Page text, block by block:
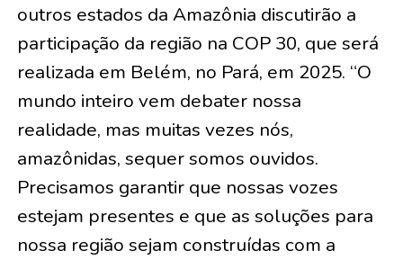
outros estados da Amazônia discutirão a
participação da região na COP 30, que será
realizada em Belém, no Pará, em 2025. “O
mundo inteiro vem debater nossa
realidade, mas muitas vezes nós,
amazônidas, sequer somos ouvidos.
Precisamos garantir que nossas vozes
estejam presentes e que as soluções para
nossa região sejam construídas com a